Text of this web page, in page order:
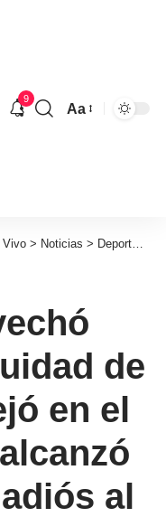
9
Aa
Vivo > Noticias > Deportes
de
en el
al